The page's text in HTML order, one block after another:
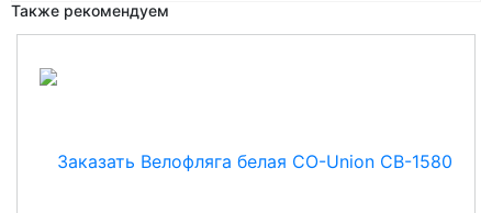
Также рекомендуем